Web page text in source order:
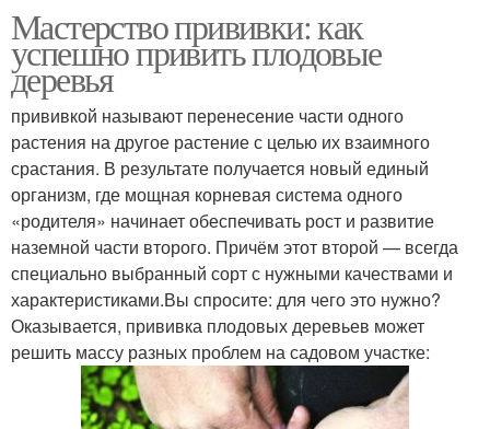
Мастерство прививки: как
успешно привить плодовые
деревья
прививкой называют перенесение части одного
растения на другое растение с целью их взаимного
срастания. В результате получается новый единый
организм, где мощная корневая система одного
«родителя» начинает обеспечивать рост и развитие
наземной части второго. Причём этот второй — всегда
специально выбранный сорт с нужными качествами и
характеристиками.Вы спросите: для чего это нужно?
Оказывается, прививка плодовых деревьев может
решить массу разных проблем на садовом участке: